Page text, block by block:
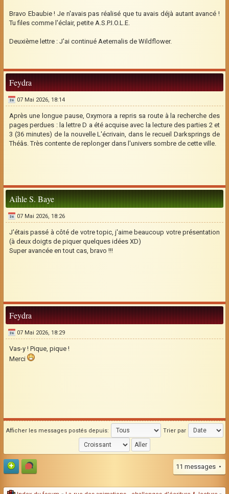
Bravo Ebaubie ! Je n'avais pas réalisé que tu avais déjà autant avancé !
Tu files comme l'éclair, petite A.S.P.I.O.L.E.
Deuxième lettre : J'ai continué Aeternalis de Wildflower.
Feydra
07 Mai 2026, 18:14
Après une longue pause, Oxymora a repris sa route à la recherche des
pages perdues : la lettre D a été acquise avec la lecture des parties 2 et
3 (36 minutes) de la nouvelle L'écrivain, dans le recueil Darksprings de
Théâs. Très contente de replonger dans l'univers sombre de cette ville.
Aihle S. Baye
07 Mai 2026, 18:26
J'étais passé à côté de votre topic, j'aime beaucoup votre présentation
(à deux doigts de piquer quelques idées XD)
Super avancée en tout cas, bravo !!!
Feydra
07 Mai 2026, 18:29
Vas-y ! Pique, pique !
Merci
Afficher les messages postés depuis: Trier par
11 messages •